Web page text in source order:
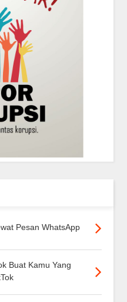
Pesan WhatsApp
Buat Kamu Yang